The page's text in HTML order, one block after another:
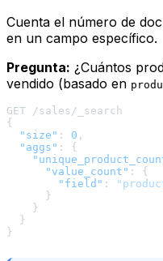
Cuenta el número de
en un campo específico.
Pregunta: ¿Cuántos
vendido (basado en
{
"size" : 0 ,
"aggs" :
{
"value_count" :
{
"field" :
}
}
}
}